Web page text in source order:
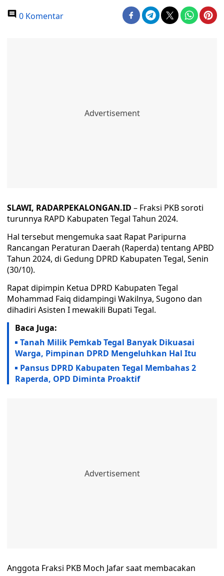
0 Komentar
SLAWI, RADARPEKALONGAN.ID – Fraksi PKB soroti
turunnya RAPD Kabupaten Tegal Tahun 2024.
Hal tersebut mengemuka saat Rapat Paripurna
Rancangan Peraturan Daerah (Raperda) tentang APBD
Tahun 2024, di Gedung DPRD Kabupaten Tegal, Senin
(30/10).
Rapat dipimpin Ketua DPRD Kabupaten Tegal
Mohammad Faiq didampingi Wakilnya, Sugono dan
dihadiri Asisten I mewakili Bupati Tegal.
Baca Juga:
Tanah Milik Pemkab Tegal Banyak Dikuasai
Warga, Pimpinan DPRD Mengeluhkan Hal Itu
Pansus DPRD Kabupaten Tegal Membahas 2
Raperda, OPD Diminta Proaktif
Anggota Fraksi PKB Moch Jafar saat membacakan